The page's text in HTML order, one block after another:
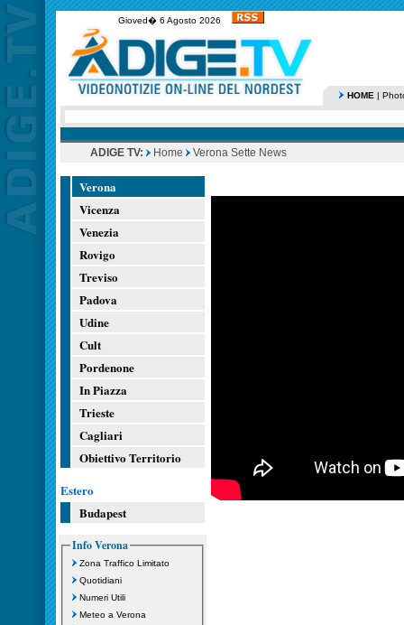
Gioved� 6 Agosto 2026
HOME |
ADIGE TV: Home Verona Sette News
Verona
Vicenza
Venezia
Rovigo
Treviso
Padova
Udine
Cult
Pordenone
In Piazza
Trieste
Cagliari
Obiettivo Territorio
Estero
Budapest
Info Verona
Zona Traffico Limitato
Quotidiani
Numeri Utili
Meteo a Verona